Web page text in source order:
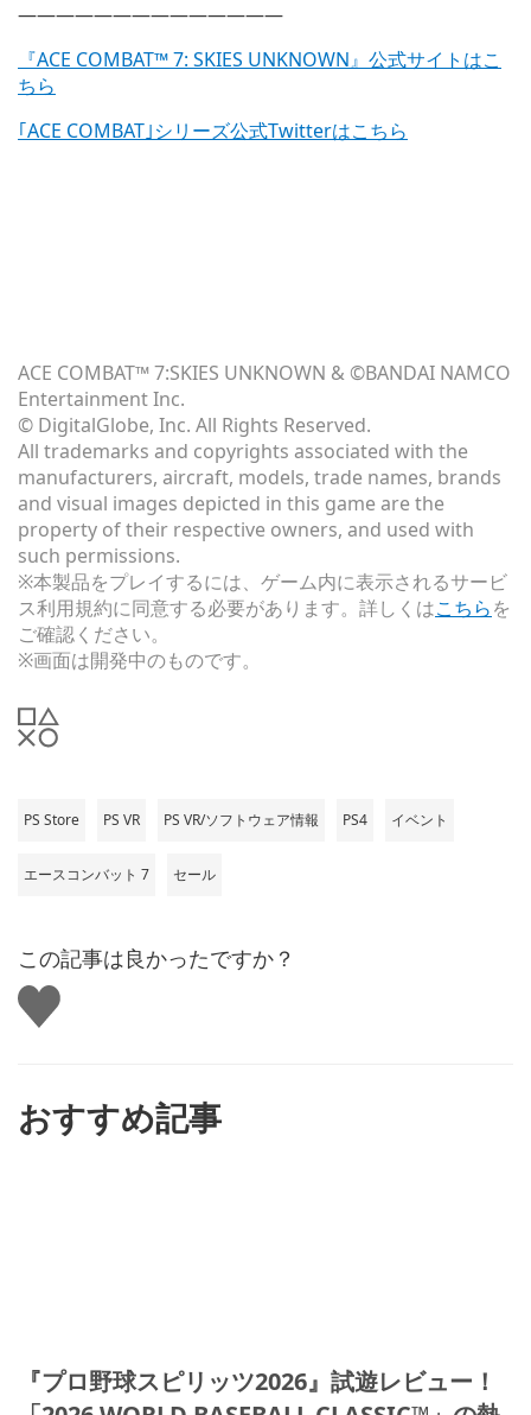
——————————————
『ACE COMBAT™ 7: SKIES UNKNOWN』公式サイトはこ
ちら
｢ACE COMBAT｣シリーズ公式Twitterはこちら
ACE COMBAT™ 7:SKIES UNKNOWN & ©BANDAI NAMCO
Entertainment Inc.
© DigitalGlobe, Inc. All Rights Reserved.
All trademarks and copyrights associated with the
manufacturers, aircraft, models, trade names, brands
and visual images depicted in this game are the
property of their respective owners, and used with
such permissions.
※本製品をプレイするには、ゲーム内に表示されるサービ
ス利用規約に同意する必要があります。詳しくはこちらを
ご確認ください。
※画面は開発中のものです。
PS Store PS VR PS VR/ソフトウェア情報 PS4 イベント
エースコンバット 7 セール
この記事は良かったですか？
い
い
おすすめ記事
『プロ野球スピリッツ2026』試遊レビュー！